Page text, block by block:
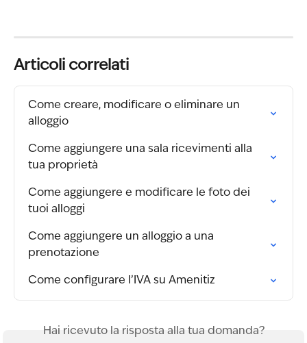
Articoli correlati
Come creare, modificare o eliminare un
alloggio
Come aggiungere una sala ricevimenti alla
tua proprietà
Come aggiungere e modificare le foto dei
tuoi alloggi
Come aggiungere un alloggio a una
prenotazione
Come configurare l’IVA su Amenitiz
Hai ricevuto la risposta alla tua domanda?